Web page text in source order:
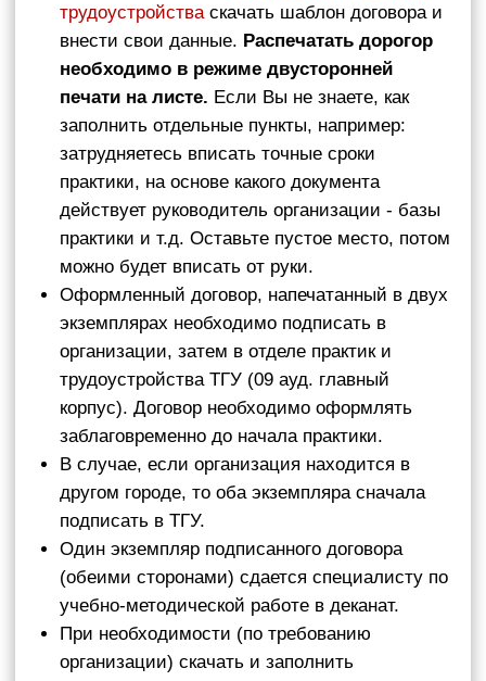
трудоустройства ТГУ (09 ауд. главный
корпус). Договор необходимо оформлять
заблаговременно до начала практики.
В случае, если организация находится в
подписать в ТГУ.
Один экземпляр подписанного договора
учебно-методической работе в деканат.
При необходимости (по требованию
организации)скачать и заполнить
направление передается в приемную декана
факультета инновационных технологий на
подпись и забирается на следующий день.
Если Вы решили проходить практику на
кафедре или в лаборатории факультета
предоставить специалисту по УМР заявление на
имя зав.кафедрой, подписанное заведующим
кафедрой.
Во время прохождения практики заполняется
дневник. Дневник является очень важным
документом, отражающим качество и объем
По окончанию практики предоставить на
кафедру пакет отчетных документов:
договор, если практика проходила в
профильной организации;
дневник практики;
отчет, оформленный в соответствии с
Практически все практики оцениваются по